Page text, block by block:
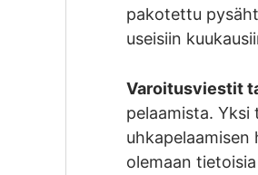
pakotettu
useisiin
Varoitusviestit
pelaamista.
olemaan